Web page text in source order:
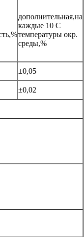
дополнительная,на
каждые 10 C
температуры окр.
среды,%
±0,05
±0,02